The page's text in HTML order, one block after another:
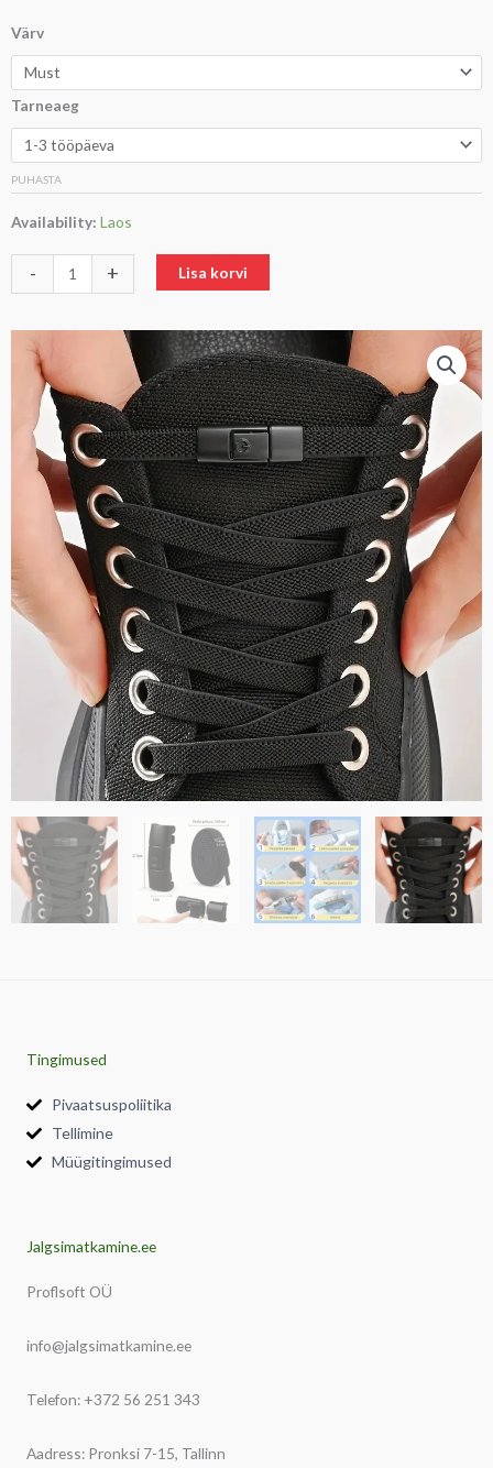
Värv
Tarneaeg
PUHASTA
Availability: Laos
-
Sidumisvabad
saapapaelad
kogus
+ Lisa korvi
Tingimused
Pivaatsuspoliitika
Tellimine
Müügitingimused
Jalgsimatkamine.ee
Proflsoft OÜ
info@jalgsimatkamine.ee
Telefon: +372 56 251 343
Aadress: Pronksi 7-15, Tallinn